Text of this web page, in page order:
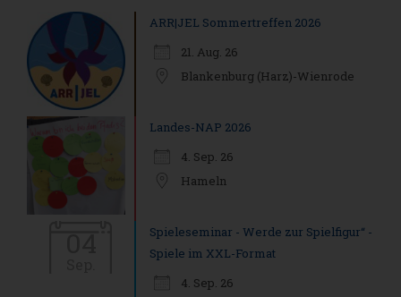
ARR|JEL Sommertreffen 2026
21. Aug. 26
Blankenburg (Harz)-Wienrode
Landes-NAP 2026
4. Sep. 26
Hameln
Spieleseminar - Werde zur Spielfigur“ -
Spiele im XXL-Format
4. Sep. 26